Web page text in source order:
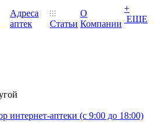
Адреса
аптек
Статьи
О
Компании
+
ЕЩЕ
интернет-аптеки (с 9:00 до 18:00)